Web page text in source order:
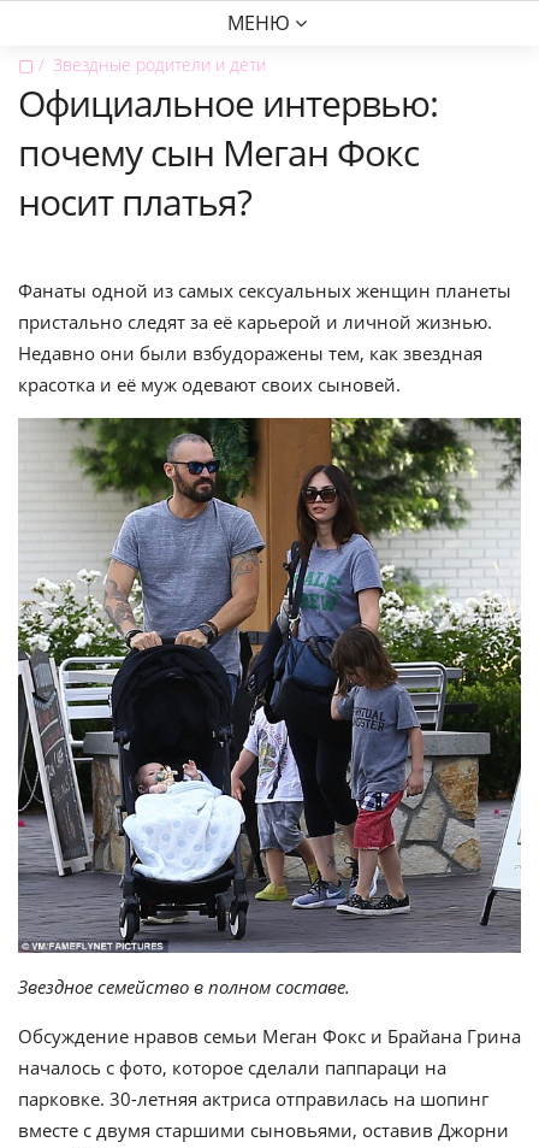
МЕНЮ
▢ Звездные родители и дети
Официальное интервью:
почему сын Меган Фокс
носит платья?
Фанаты одной из самых сексуальных женщин планеты
пристально следят за её карьерой и личной жизнью.
Недавно они были взбудоражены тем, как звездная
красотка и её муж одевают своих сыновей.
Звездное семейство в полном составе.
Обсуждение нравов семьи Меган Фокс и Брайана Грина
началось с фото, которое сделали паппараци на
парковке. 30-летняя актриса отправилась на шопинг
вместе с двумя старшими сыновьями, оставив Джорни